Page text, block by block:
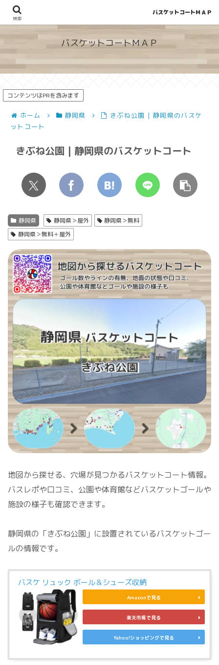
地図から探せる！穴場が見つかるバスケットコート情報
バスケットコートＭＡＰ
コンテンツはPRを含みます
ホーム 静岡県
きぶね公園 | 静岡県のバスケ
ットコート
きぶね公園 | 静岡県のバスケットコート
静岡県 静岡県＞屋外
静岡県＞無料
静岡県＞無料＋屋外
地図から探せる、穴場が見つかるバスケットコート情報。
バスレポや口コミ、公園や体育館などバスケットゴールや
施設の様子も確認できます。
静岡県の「きぶね公園」に設置されているバスケットゴー
ルの情報です。
バスケ リュック ボール＆シューズ収納
Amazonで見る
楽天市場で見る
Yahoo!ショッピングで見る
検索
バスケットコートＭＡＰ